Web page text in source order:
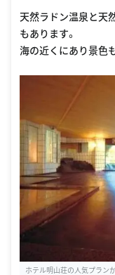
天然ラドン温泉と天
もあります。
海の近くにあり景色
ホテル明山荘の人気プラン